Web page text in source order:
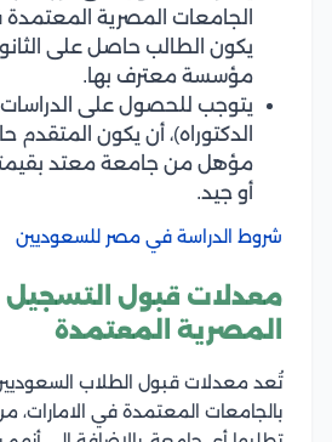
الجامعات المصرية
يكون الطالب حاصل على
مؤسسة معترف بها.
يتوجب للحصول على الدراسات
الدكتوراه)، أن يكون
مؤهل من جامعة معتد
أو جيد.
شروط الدراسة في مصر للسعوديين
معدلات قبول التسجيل
المصرية المعتمدة
تُعد معدلات قبول الطلاب
بالجامعات المعتمدة في الامارات،